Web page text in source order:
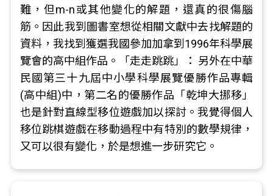
難，但m-n或其他變化的解題，還真的很傷腦
筋。因此我到圖書室想從相關文獻中去找解題的
資料，我找到獲選我國參加加拿到1996年科學展
覽會的高中組作品。「走走跳跳」： 另外在中華
民國第三十九屆中小學科學展覽優勝作品專輯
(高中組)中，第二名的優勝作品「乾坤大挪移」
也是針對直線型移位遊戲加以探討。我覺得個人
移位跳棋遊戲在移動過程中有特別的數學規律，
又可以很有變化，於是想進一步研究它。